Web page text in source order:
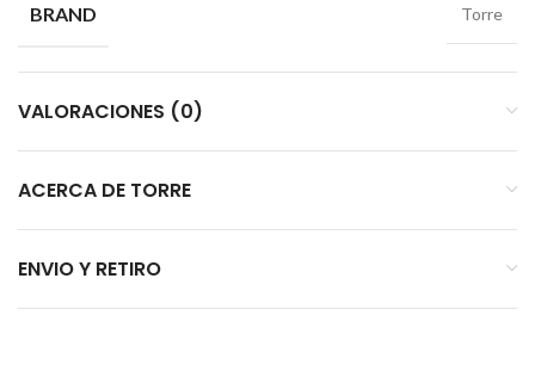
BRAND Torre
VALORACIONES (0)
ACERCA DE TORRE
ENVIO Y RETIRO